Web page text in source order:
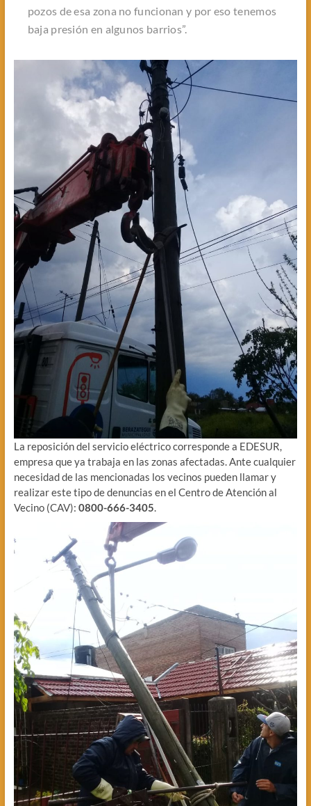
pozos de esa zona no funcionan y por eso tenemos
baja presión en algunos barrios”.
La reposición del servicio eléctrico corresponde a EDESUR,
empresa que ya trabaja en las zonas afectadas. Ante cualquier
necesidad de las mencionadas los vecinos pueden llamar y
realizar este tipo de denuncias en el Centro de Atención al
Vecino (CAV): 0800-666-3405.